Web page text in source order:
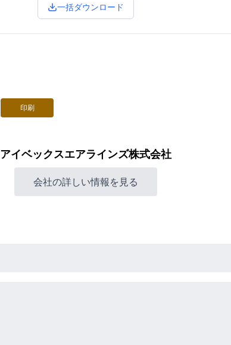
一括ダウンロード
印刷
アイベックスエアラインズ株式会社
会社の詳しい情報を見る